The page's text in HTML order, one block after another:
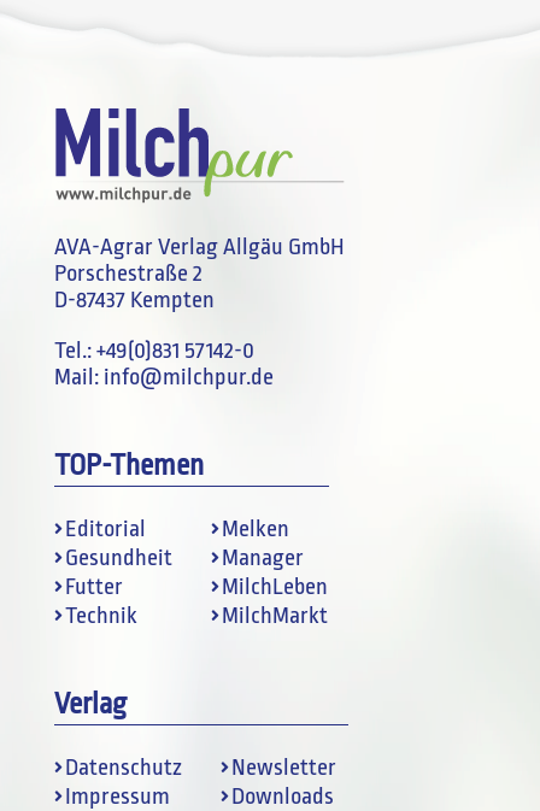
AVA-Agrar Verlag Allgäu GmbH
Porschestraße 2
D-87437 Kempten
Tel.:+49(0)831 57142-0
Mail: info@milchpur.de
TOP-Themen
Editorial
Gesundheit
Futter
Technik
Melken
Manager
MilchLeben
MilchMarkt
Verlag
Datenschutz
Impressum
Newsletter
Downloads